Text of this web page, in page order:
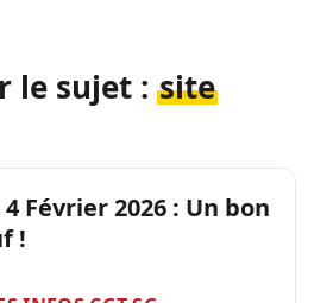
le sujet : site
Février 2026 : Un bon
!